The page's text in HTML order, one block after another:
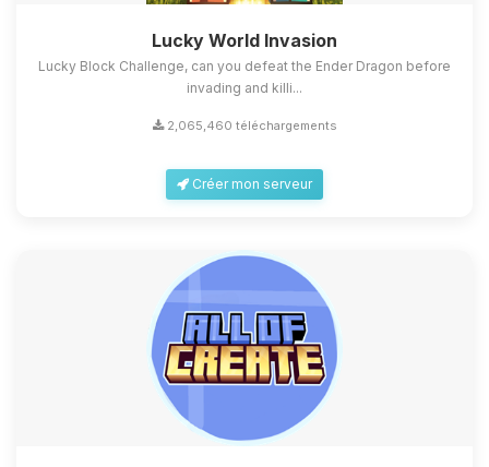
Lucky World Invasion
Lucky Block Challenge, can you defeat the Ender Dragon before
invading and killi...
2,065,460 téléchargements
Créer mon serveur